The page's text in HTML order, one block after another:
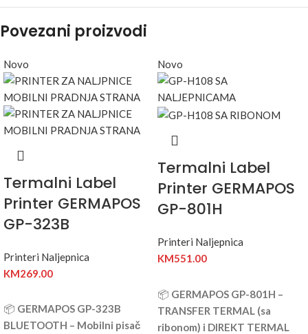
Povezani proizvodi
Novo
Termalni Label
Printer GERMAPOS
GP-323B
Printeri Naljepnica
KM269.00
📦 GERMAPOS GP-323B
BLUETOOTH – Mobilni pisač
Novo
Termalni Label
Printer GERMAPOS
GP-801H
Printeri Naljepnica
KM551.00
📦 GERMAPOS GP-801H –
TRANSFER TERMAL (sa
ribonom) i DIREKT TERMAL